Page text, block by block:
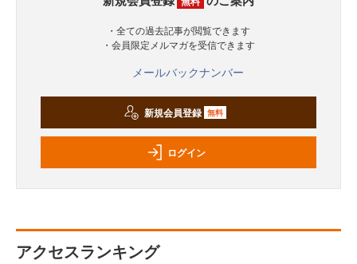
・全ての過去記事が閲覧できます
・会員限定メルマガを受信できます
メールバックナンバー
新規会員登録 無料
ログイン
アクセスランキング